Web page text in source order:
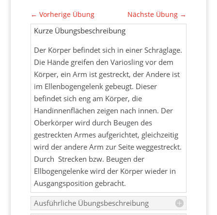
← Vorherige Übung Nächste Übung →
Kurze Übungsbeschreibung
Der Körper befindet sich in einer Schräglage.
Die Hände greifen den Variosling vor dem
Körper, ein Arm ist gestreckt, der Andere ist
im Ellenbogengelenk gebeugt. Dieser
befindet sich eng am Körper, die
Handinnenflächen zeigen nach innen. Der
Oberkörper wird durch Beugen des
gestreckten Armes aufgerichtet, gleichzeitig
wird der andere Arm zur Seite weggestreckt.
Durch Strecken bzw. Beugen der
Ellbogengelenke wird der Körper wieder in
Ausgangsposition gebracht.
Ausführliche Übungsbeschreibung